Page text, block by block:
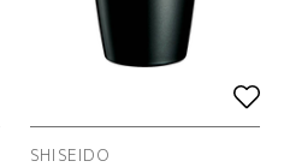
SHISEIDO